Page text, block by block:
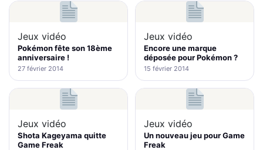
Jeux vidéo
Pokémon fête son 18ème
anniversaire !
27 février 2014
Jeux vidéo
Encore une marque
déposée pour Pokémon ?
15 février 2014
Jeux vidéo
Shota Kageyama quitte
Game Freak
Jeux vidéo
Un nouveau jeu pour Game
Freak